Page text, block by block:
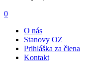
0
O nás
Stanovy OZ
Prihláška za člena
Kontakt